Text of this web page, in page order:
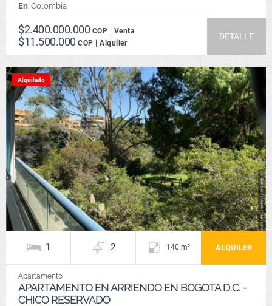
En: Colombia
$2.400.000.000 COP | Venta
$11.500.000 COP | Alquiler
DETALLE
Alquilado
1 2 140 m² ALQUILER
Apartamento
APARTAMENTO EN ARRIENDO EN BOGOTÁ D.C. -
CHICO RESERVADO